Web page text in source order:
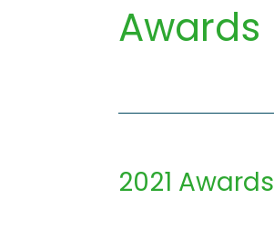
Awards
2021 Awards